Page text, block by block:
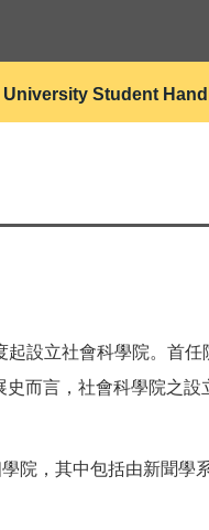
Student
設立社會科學院。首
而言，社會科學院之
，其中包括由新聞學